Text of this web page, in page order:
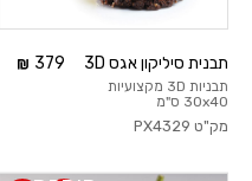
תבנית סיליקון אגס 3D
תבניות 3D מקצועיות
30x40 ס"מ
מק"ט PX4329
379